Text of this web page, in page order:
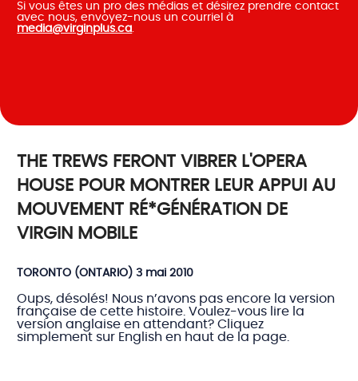
Si vous êtes un pro des médias et désirez prendre contact
avec nous, envoyez-nous un courriel à
media@virginplus.ca.
THE TREWS FERONT VIBRER L'OPERA
HOUSE POUR MONTRER LEUR APPUI AU
MOUVEMENT RÉ*GÉNÉRATION DE
VIRGIN MOBILE
TORONTO (ONTARIO) 3 mai 2010
Oups, désolés! Nous n’avons pas encore la version
française de cette histoire. Voulez-vous lire la
version anglaise en attendant? Cliquez
simplement sur English en haut de la page.